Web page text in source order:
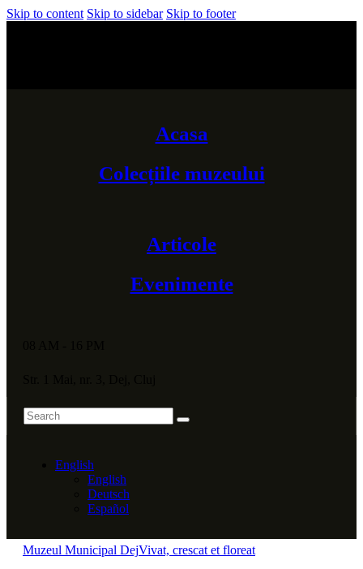
Skip to content Skip to sidebar Skip to footer
Acasa
Colecțiile muzeului
Articole
Evenimente
English
English
Deutsch
Español
Muzeul Municipal DejVivat, crescat et floreat